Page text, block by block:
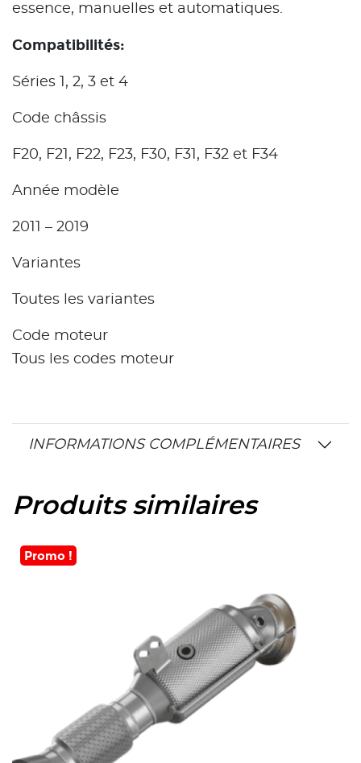
essence, manuelles et automatiques.
Compatibilités:
Séries 1, 2, 3 et 4
Code châssis
F20, F21, F22, F23, F30, F31, F32 et F34
Année modèle
2011 – 2019
Variantes
Toutes les variantes
Code moteur
Tous les codes moteur
INFORMATIONS COMPLÉMENTAIRES
Produits similaires
Promo !